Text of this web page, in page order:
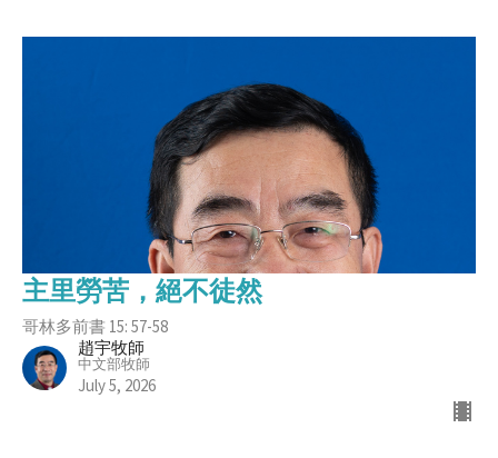
主里勞苦，絕不徒然
哥林多前書 15: 57-58
趙宇牧師
中文部牧師
July 5, 2026